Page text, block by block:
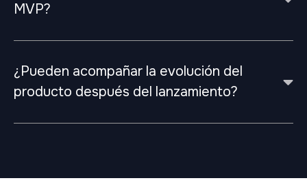
MVP?
¿Pueden acompañar la evolución del
producto después del lanzamiento?